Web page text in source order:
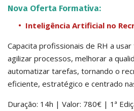
Nova Oferta Formativa:
Inteligência Artificial no
Capacita profissionais de RH a
agilizar processos, melhorar a
automatizar tarefas, tornando o
eficiente, estratégico e centrado
Duração: 14h | Valor: 780€ | 1ª